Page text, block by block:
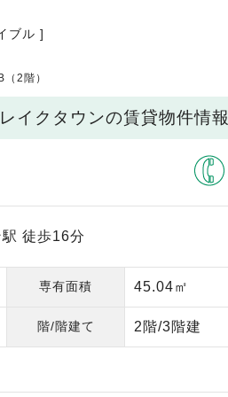
ブル ]
2階）
イクタウンの賃貸物件情報
徒歩16分
専有面積 45.04㎡
階/階建て 2階/3階建